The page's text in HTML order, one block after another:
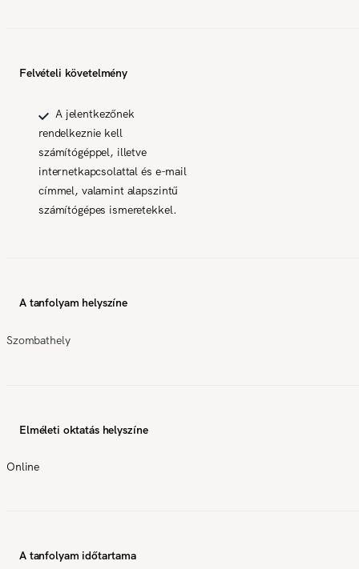
Felvételi követelmény
A jelentkezőnek
rendelkeznie kell
számítógéppel, illetve
internetkapcsolattal és e-mail
címmel, valamint alapszintű
számítógépes ismeretekkel.
A tanfolyam helyszíne
Szombathely
Elméleti oktatás helyszíne
Online
A tanfolyam időtartama